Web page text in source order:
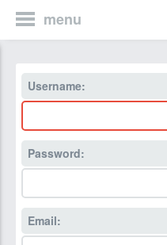
menu
Username:
Password:
Email: